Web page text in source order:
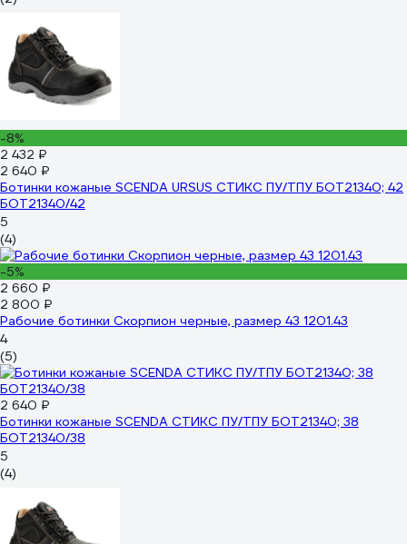
-8%
2 432 ₽
2 640 ₽
Ботинки кожаные SCENDA URSUS СТИКС ПУ/ТПУ БОТ21340; 42
БОТ21340/42
5
(4)
-5%
2 660 ₽
2 800 ₽
Рабочие ботинки Скорпион черные, размер 43 1201.43
4
(5)
2 640 ₽
Ботинки кожаные SCENDA СТИКС ПУ/ТПУ БОТ21340; 38
БОТ21340/38
5
(4)